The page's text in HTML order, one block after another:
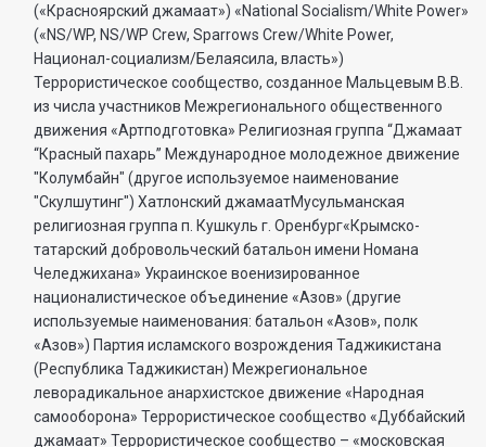
(«Красноярский джамаат») «National Socialism/White Power»
(«NS/WP, NS/WP Crew, Sparrows Crew/White Power,
Национал-социализм/Белаясила, власть»)
Террористическое сообщество, созданное Мальцевым В.В.
из числа участников Межрегионального общественного
движения «Артподготовка» Религиозная группа “Джамаат
“Красный пахарь” Международное молодежное движение
"Колумбайн" (другое используемое наименование
"Скулшутинг") Хатлонский джамаатМусульманская
религиозная группа п. Кушкуль г. Оренбург«Крымско-
татарский добровольческий батальон имени Номана
Челеджихана» Украинское военизированное
националистическое объединение «Азов» (другие
используемые наименования: батальон «Азов», полк
«Азов») Партия исламского возрождения Таджикистана
(Республика Таджикистан) Межрегиональное
леворадикальное анархистское движение «Народная
самооборона» Террористическое сообщество «Дуббайский
джамаат» Террористическое сообщество – «московская